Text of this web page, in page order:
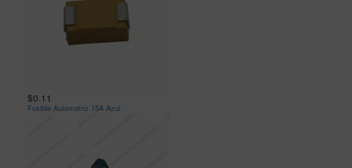
$0.11
Fusible Automotriz 15A Azul